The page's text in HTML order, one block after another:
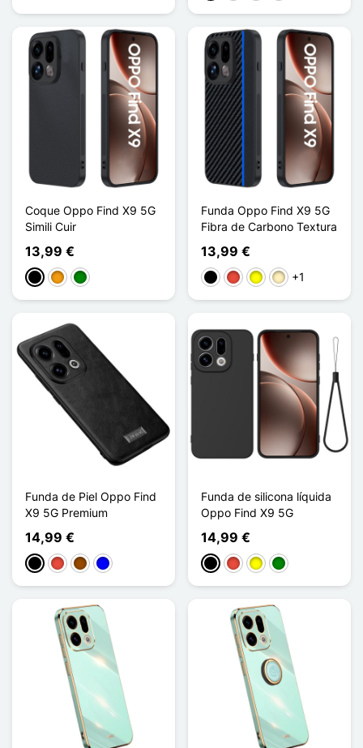
Coque Oppo Find X9 5G
Simili Cuir
13,99 €
NegroNaranja
Verde
Funda Oppo Find X9 5G
Fibra de Carbono Textura
13,99 €
NegroRojoAmarillo
Oro +1
Funda de Piel Oppo Find
X9 5G Premium
14,99 €
NegroRojoMarrón
Azul
Funda de silicona líquida
Oppo Find X9 5G
14,99 €
NegroRojoAmarillo
Verde